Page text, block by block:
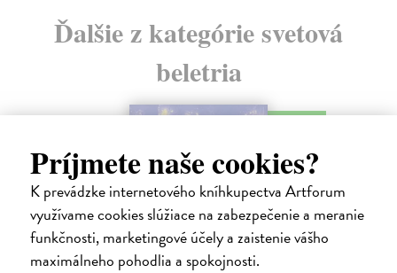
Príjmete naše cookies?
K prevádzke internetového kníhkupectva Artforum
využívame cookies slúžiace na zabezpečenie a meranie
funkčnosti, marketingové účely a zaistenie vášho
maximálneho pohodlia a spokojnosti.
Ďalšie z kategórie svetová
beletria